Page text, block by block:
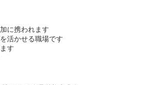
に携われます
活かせる職場です
す